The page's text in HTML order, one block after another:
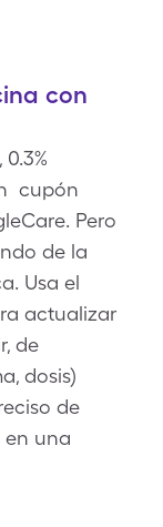
con
cupón
Pero
de la
Usa el
actualizar
de
dosis)
de
en una